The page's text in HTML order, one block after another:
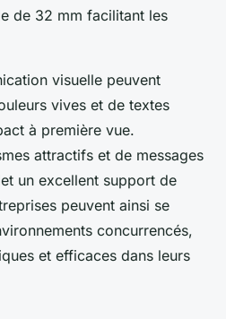
de 32 mm facilitant les
visuelle peuvent
vives et de textes
à première vue.
attractifs et de messages
un excellent support de
peuvent ainsi se
concurrencés,
et efficaces dans leurs